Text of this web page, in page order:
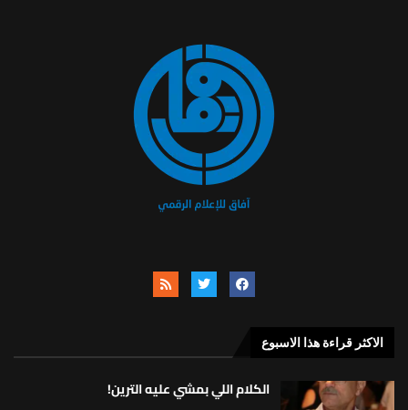
الاكثر قراءة هذا الاسبوع
الكلام اللي بمشي عليه الترين!